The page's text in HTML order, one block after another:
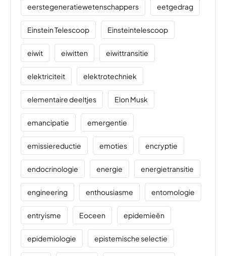
eerstegeneratiewetenschappers eetgedrag
Einstein Telescoop Einsteintelescoop
eiwit eiwitten eiwittransitie
elektriciteit elektrotechniek
elementaire deeltjes Elon Musk
emancipatie emergentie
emissiereductie emoties encryptie
endocrinologie energie energietransitie
engineering enthousiasme entomologie
entryisme Eoceen epidemieën
epidemiologie epistemische selectie